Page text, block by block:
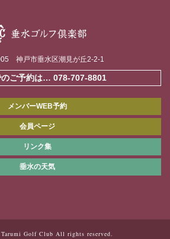
神戸市垂水区潮見が丘2-2-1
のご予約は… 078-707-8801
メンバーWEB予約
会員ページ
リンク集
垂水の天気
Golf Club All rights reserved.